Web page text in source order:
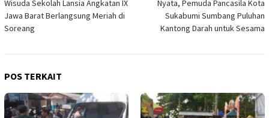
Wisuda Sekolah Lansia Angkatan IX
Jawa Barat Berlangsung Meriah di
Soreang
Nyata, Pemuda Pancasila Kota
Sukabumi Sumbang Puluhan
Kantong Darah untuk Sesama
POS TERKAIT